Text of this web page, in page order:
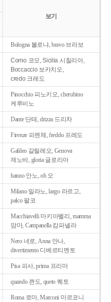
보기
Bologna 볼로냐, bravo 브라보
Como 코모, Sicilia 시칠리아,
Boccaccio 보카치오,
credo 크레도
Pinocchio 피노키오, cherubino
케루비노
Dante 단테, drizza 드리차
Firenze 피렌체, freddo 프레도
Galileo 갈릴레오, Genova
제노바, gloria 글로리아
hanno 안노, oh 오
Milano 밀라노, largo 라르고,
palco 팔코
Macchiavelli 마키아벨리, mamma
맘마, Campanella 캄파넬라
Nero 네로, Anna 안나,
divertimento 디베르티멘토
Pisa 피사, prima 프리마
quando 콴도, queto 퀘토
Roma 로마, Marconi 마르코니